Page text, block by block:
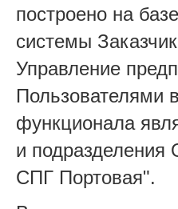
построено на
системы
Управление
Пользователями
функционала
и
СПГ Портовая".